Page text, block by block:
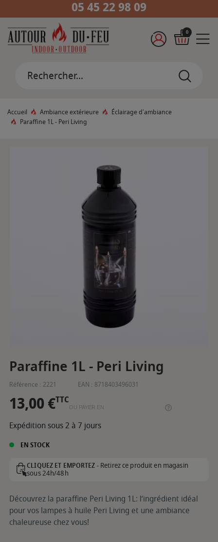
05 45 22 98 09
0
Accueil Ambiance extérieure
Éclairage d'ambiance
Paraffine 1L - Peri Living
Paraffine 1L - Peri Living
Référence : 2221 EAN : 8718403496031
13,00 €TTC
OU PAYER EN
Expédition sous 2 à 7 jours
EN STOCK
CLIQUEZ ET EMPORTEZ -Retirez ce produit en magasin
sous 24h/48h
Découvrez la paraffine Peri Living 1L: l’ingrédient idéal
pour vos lampes à huile Peri Living et une ambiance
chaleureuse chez vous!